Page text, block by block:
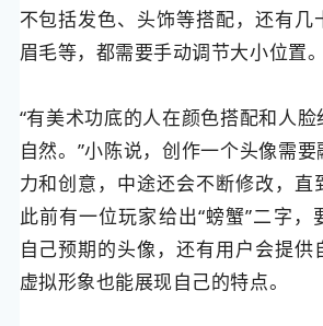
不包括发色、头饰等搭配，还有几
眉毛等，都需要手动调节大小位置。
“有美术功底的人在颜色搭配和人
自然。”小陈说，创作一个头像需
力和创意，中途还会不断修改，直
此前有一位玩家给出“螃蟹”二字
自己预期的头像，还有用户会提供
虚拟形象也能展现自己的特点。